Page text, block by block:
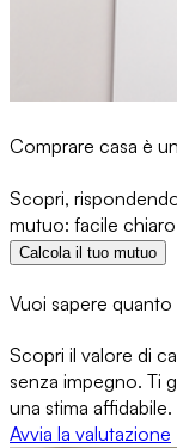
Comprare casa è
Scopri,
mutuo: facile
Calcola il tuo mutuo
Vuoi sapere
Scopri il valore di
senza impegno. Ti
una stima affidabile.
Avvia la valutazione